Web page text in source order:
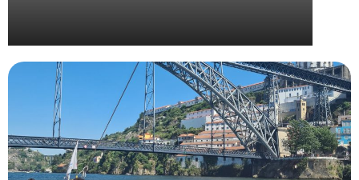
Wella – Convention Nationale The Camp 2024